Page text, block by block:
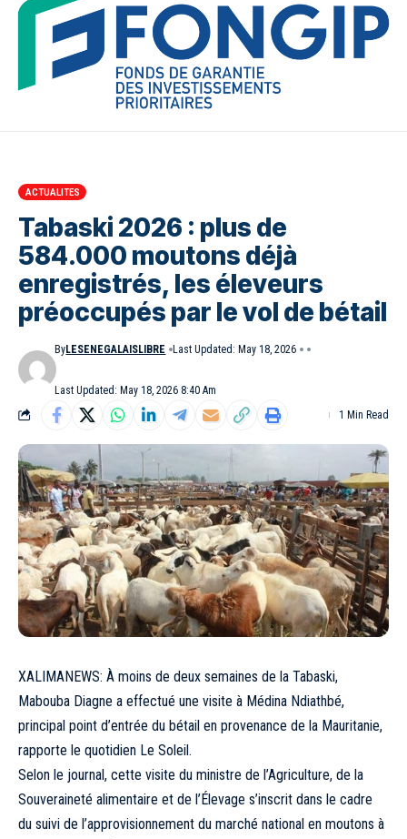
ACTUALITES
Tabaski 2026 : plus de
584.000 moutons déjà
enregistrés, les éleveurs
préoccupés par le vol de bétail
Last Updated: May 18, 2026 8:40 Am
ByLESENEGALAISLIBRE Last Updated: May 18, 2026
1 Min Read
XALIMANEWS: À moins de deux semaines de la Tabaski,
Mabouba Diagne a effectué une visite à Médina Ndiathbé,
principal point d’entrée du bétail en provenance de la Mauritanie,
rapporte le quotidien Le Soleil.
Selon le journal, cette visite du ministre de l’Agriculture, de la
Souveraineté alimentaire et de l’Élevage s’inscrit dans le cadre
du suivi de l’approvisionnement du marché national en moutons à